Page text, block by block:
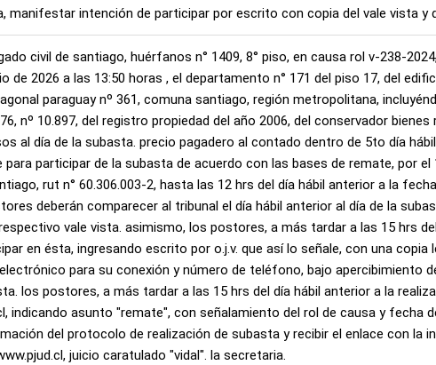
manifestar intención de participar por escrito con copia del vale vista
civil de santiago, huérfanos n° 1409, 8° piso, en causa rol v-238-
de 2026 a las 13:50 horas , el departamento n° 171 del piso 17, del
paraguay nº 361, comuna santiago, región metropolitana,
nº 10.897, del registro propiedad del año 2006, del conservador
al día de la subasta. precio pagadero al contado dentro de 5to día
participar de la subasta de acuerdo con las bases de remate, por
rut n° 60.306.003-2, hasta las 12 hrs del día hábil anterior a la
deberán comparecer al tribunal el día hábil anterior al día de la
vale vista. asimismo, los postores, a más tardar a las 15 hrs
en ésta, ingresando escrito por o.j.v. que así lo señale, con una copia
para su conexión y número de teléfono, bajo apercibimiento
los postores, a más tardar a las 15 hrs del día hábil anterior a la
indicando asunto "remate", con señalamiento del rol de causa y fecha
del protocolo de realización de subasta y recibir el enlace con la
juicio caratulado "vidal". la secretaria.